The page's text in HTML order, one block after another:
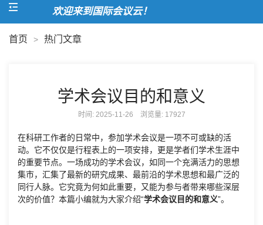
欢迎来到国际会议云！
首页 > 热门文章
学术会议目的和意义
时间: 2025-11-26 浏览量: 17927
在科研工作者的日常中，参加学术会议是一项不可或缺的活
动。它不仅仅是行程表上的一项安排，更是学者们学术生涯中
的重要节点。一场成功的学术会议，如同一个充满活力的思想
集市，汇集了最新的研究成果、最前沿的学术思想和最广泛的
同行人脉。它究竟为何如此重要，又能为参与者带来哪些深层
次的价值？本篇小编就为大家介绍“学术会议目的和意义”。